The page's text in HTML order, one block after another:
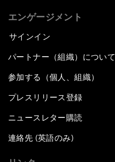
エンゲージメント
サインイン
パートナー（組織）について
参加する（個人、組織）
プレスリリース登録
ニュースレター購読
連絡先 (英語のみ)